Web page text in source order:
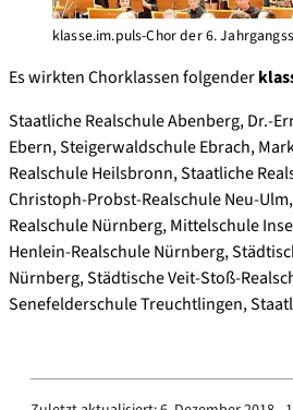
klasse.im.puls-Chor der 6.
Es wirkten Chorklassen folgender
Staatliche Realschule Abenberg, Dr.-
Ebern, Steigerwaldschule Ebrach,
Realschule Heilsbronn, Staatliche
Christoph-Probst-Realschule Neu-
Realschule Nürnberg, Mittelschule
Henlein-Realschule Nürnberg,
Nürnberg, Städtische Veit-Stoß-
Senefelderschule Treuchtlingen,